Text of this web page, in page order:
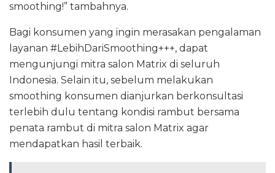
smoothing!” tambahnya.
Bagi konsumen yang ingin merasakan pengalaman
layanan #LebihDariSmoothing+++, dapat
mengunjungi mitra salon Matrix di seluruh
Indonesia. Selain itu, sebelum melakukan
smoothing konsumen dianjurkan berkonsultasi
terlebih dulu tentang kondisi rambut bersama
penata rambut di mitra salon Matrix agar
mendapatkan hasil terbaik.